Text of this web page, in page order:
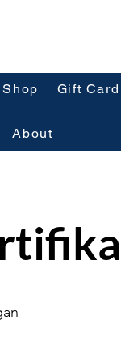
Shop Gift Card
About